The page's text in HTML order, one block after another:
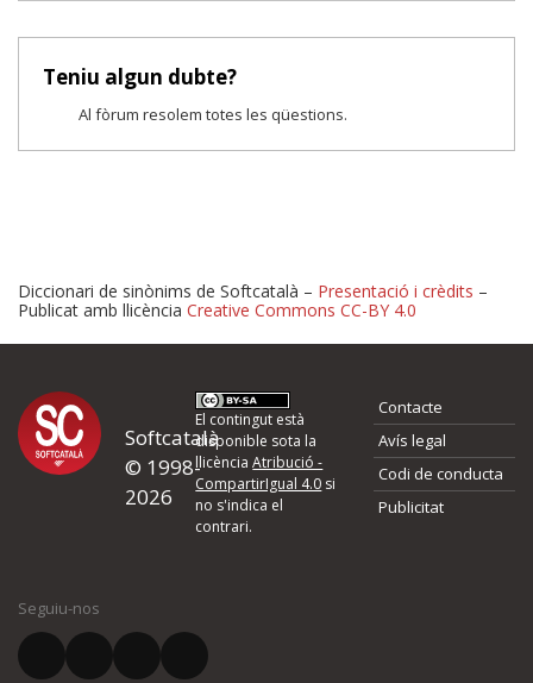
Teniu algun dubte?
Al fòrum resolem totes les qüestions.
Proposeu-nos millores o
d'errors
Si heu trobat un error o voleu proposar alguna millora, ompliu els
quina és la millora que proposeu o l'error del qual voleu informar-
El vostre correu electrònic *
Diccionari de sinònims de Softcatalà – Presentació i crèdits –
Publicat amb llicència Creative Commons CC-BY 4.0
Softcatalà
© 1998-
2026
El contingut està
disponible sota la
llicènciaAtribució -
CompartirIgual 4.0 si
no s'indica el
contrari.
Contacte
Avís legal
Codi de conducta
Publicitat
Seguiu-nos